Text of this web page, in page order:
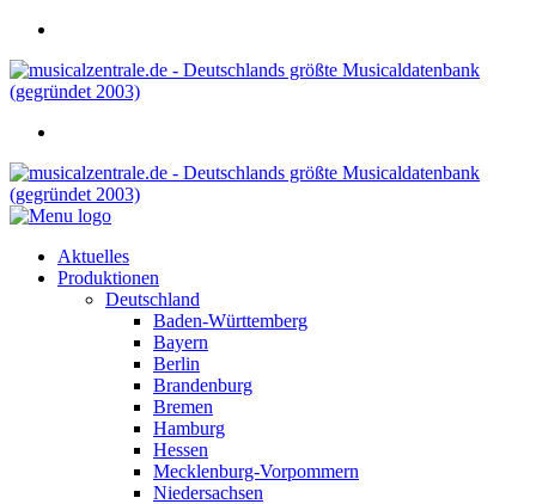
Aktuelles
Produktionen
Deutschland
Baden-Württemberg
Bayern
Berlin
Brandenburg
Bremen
Hamburg
Hessen
Mecklenburg-Vorpommern
Niedersachsen